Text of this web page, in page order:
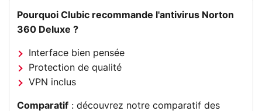
Pourquoi Clubic recommande l'antivirus Norton
360 Deluxe ?
Interface bien pensée
Protection de qualité
VPN inclus
Comparatif : découvrez notre comparatif des